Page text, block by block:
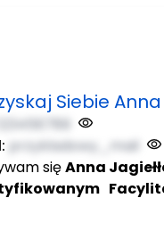
Siebie Anna
123456789
przykladowy_mail
sięAnna